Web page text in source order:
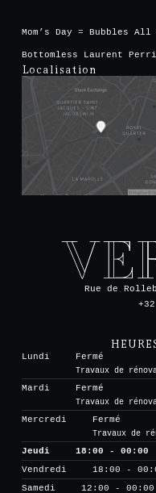
Mom’s Day = Bubbles All
Bottomless Laurent
Localisation
Rue de
Lundi
Fermé
Travaux de
Mardi
Fermé
Travaux de
Mercredi
Fermé
Travaux de
Jeudi
18:00 - 00:00
Vendredi
18:00 -
Samedi
12:00 - 00:00